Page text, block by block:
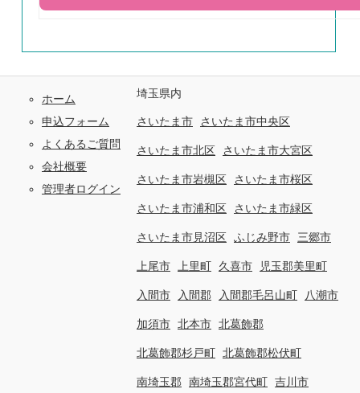
ホーム
申込フォーム
よくあるご質問
会社概要
管理者ログイン
埼玉県内
さいたま市 さいたま市中央区
さいたま市北区 さいたま市大宮区
さいたま市岩槻区 さいたま市桜区
さいたま市浦和区 さいたま市緑区
さいたま市見沼区 ふじみ野市 三郷市
上尾市 上里町 久喜市 児玉郡美里町
入間市 入間郡 入間郡毛呂山町 八潮市
加須市 北本市 北葛飾郡
北葛飾郡杉戸町 北葛飾郡松伏町
南埼玉郡 南埼玉郡宮代町 吉川市